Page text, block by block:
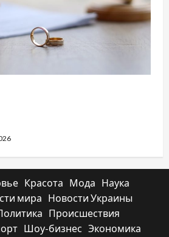
Красота Мода
Наука
мира
Новости Украины
Происшествия
Шоу-бизнес Экономика